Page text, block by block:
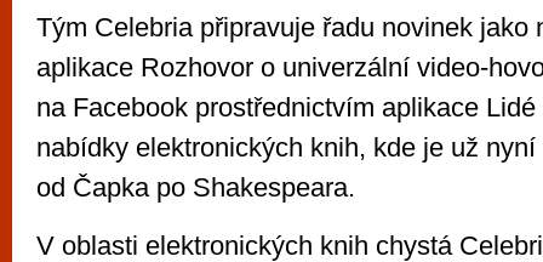
Tým Celebria připravuje řadu novinek jako
aplikace Rozhovor o univerzální video-
na Facebook prostřednictvím aplikace
nabídky elektronických knih, kde je už
od Čapka po Shakespeara.
V oblasti elektronických knih chystá